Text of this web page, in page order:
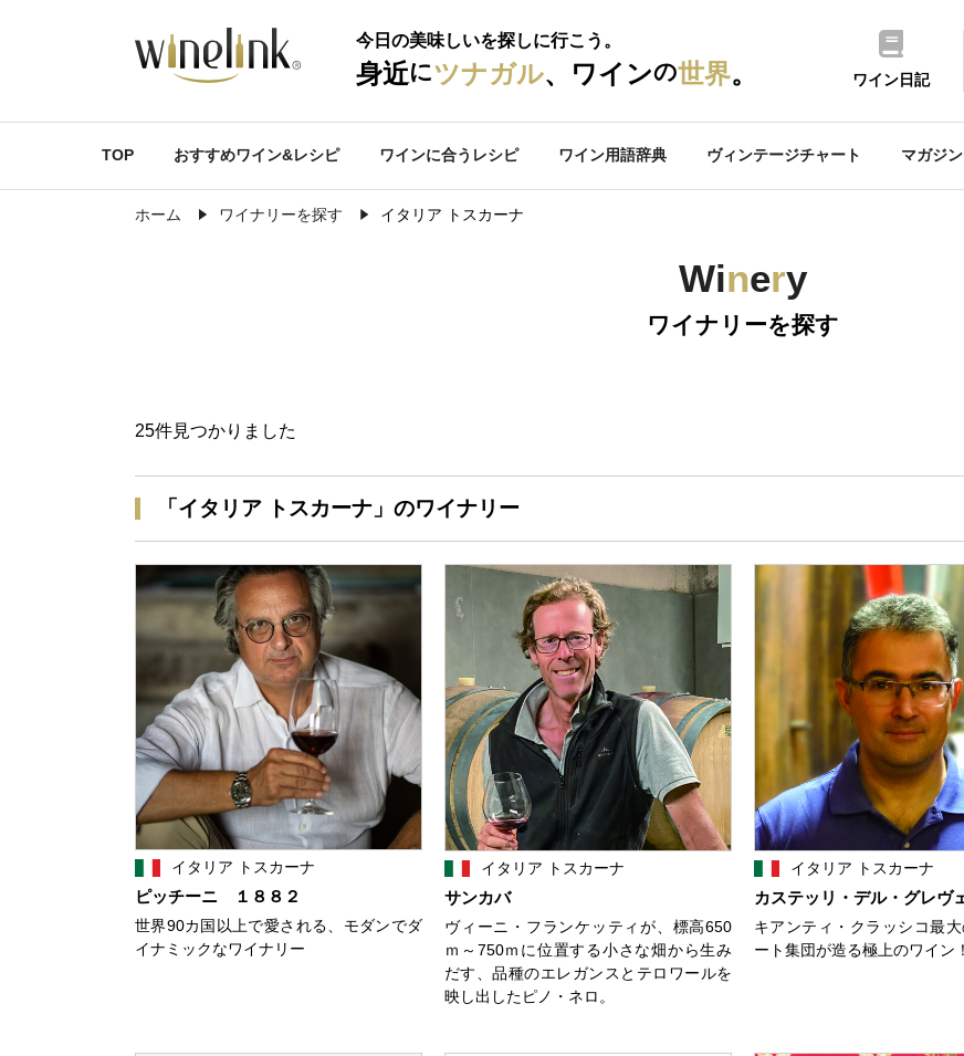
今日の美味しいを探しに行こう。
身近にツナガル、ワインの世界。 ワイン日記
TOP おすすめワイン&レシピ ワインに合うレシピ ワイン用語辞典 ヴィンテージチャート マガジン
ホーム ワイナリーを探す イタリア トスカーナ
Winery
ワイナリーを探す
25件見つかりました
「イタリア トスカーナ」のワイナリー
イタリア トスカーナ
ピッチーニ １８８２
世界90カ国以上で愛される、モダンでダ
イナミックなワイナリー
イタリア トスカーナ
サンカバ
ヴィーニ・フランケッティが、標高650
ｍ～750ｍに位置する小さな畑から生み
だす、品種のエレガンスとテロワールを
映し出したピノ・ネロ。
イタリア トスカーナ
カステッリ・デル・グレヴ
キアンティ・クラッシコ最
ート集団が造る極上のワイン！